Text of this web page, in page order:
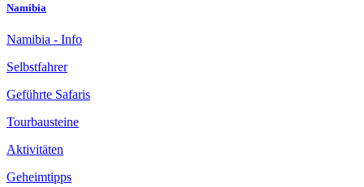
Namibia
Namibia - Info
Selbstfahrer
Geführte Safaris
Tourbausteine
Aktivitäten
Geheimtipps